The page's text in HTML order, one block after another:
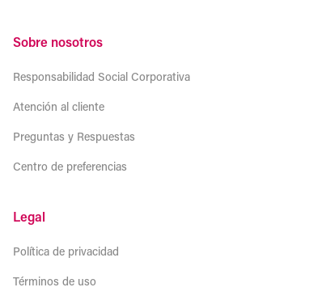
Sobre nosotros
Responsabilidad Social Corporativa
Atención al cliente
Preguntas y Respuestas
Centro de preferencias
Legal
Política de privacidad
Términos de uso